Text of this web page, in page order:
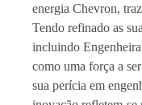
energia Chevron,
Tendo refinado as
incluindo
como uma força a
sua perícia em